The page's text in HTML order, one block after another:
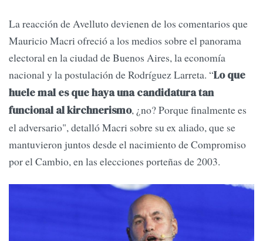
La reacción de Avelluto devienen de los comentarios que
Mauricio Macri ofreció a los medios sobre el panorama
electoral en la ciudad de Buenos Aires, la economía
nacional y la postulación de Rodríguez Larreta. “Lo que
huele mal es que haya una candidatura tan
funcional al kirchnerismo, ¿no? Porque finalmente es
el adversario", detalló Macri sobre su ex aliado, que se
mantuvieron juntos desde el nacimiento de Compromiso
por el Cambio, en las elecciones porteñas de 2003.